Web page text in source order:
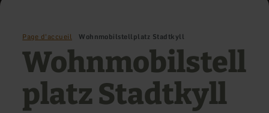
Page d'accueil Wohnmobilstellplatz Stadtkyll
Wohnmobilstell
platz Stadtkyll